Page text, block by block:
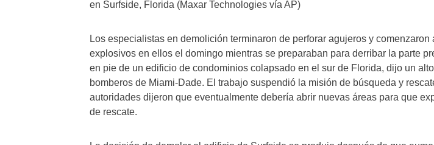
en Surfside, Florida (Maxar Technologies vía AP)
Los especialistas en demolición terminaron de perforar agujeros y comenzaron
explosivos en ellos el domingo mientras se preparaban para derribar la parte
en pie de un edificio de condominios colapsado en el sur de Florida, dijo un
bomberos de Miami-Dade. El trabajo suspendió la misión de búsqueda y
autoridades dijeron que eventualmente debería abrir nuevas áreas para que
de rescate.